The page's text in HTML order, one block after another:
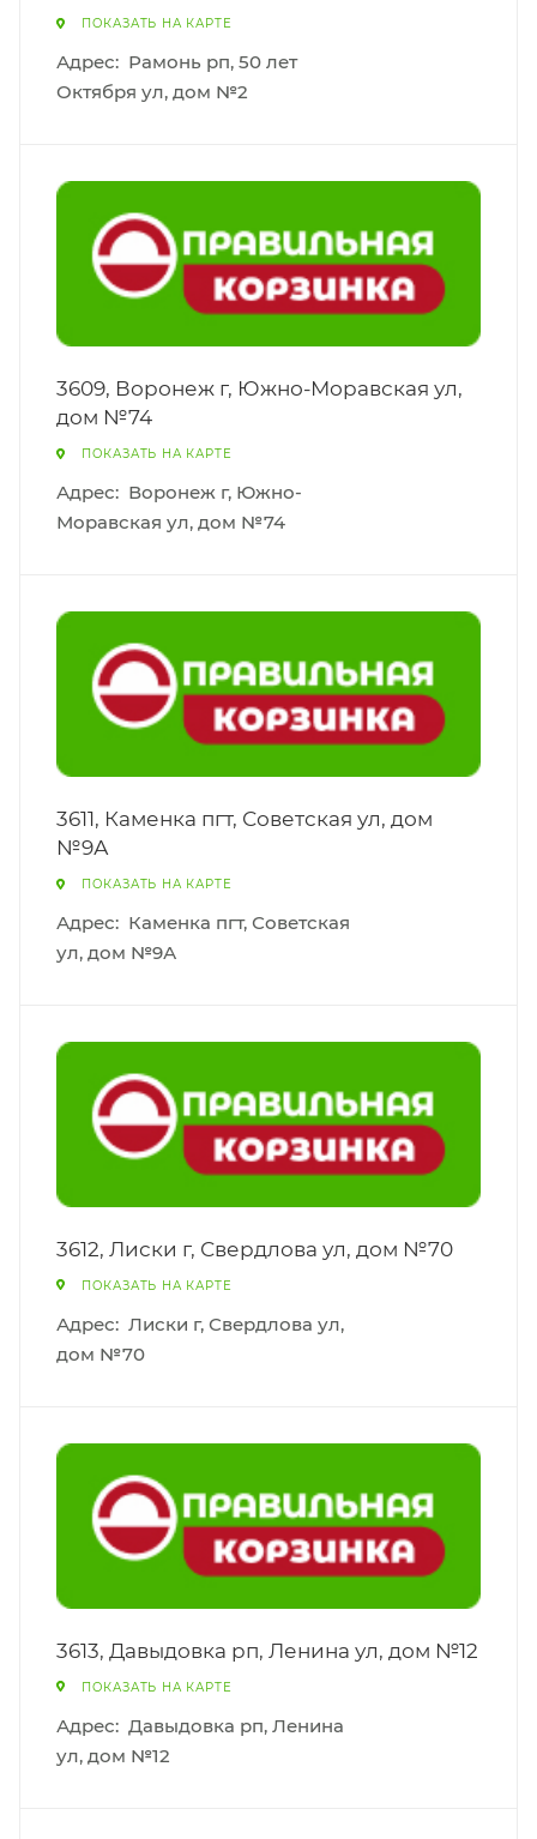
ПОКАЗАТЬ НА КАРТЕ
Адрес: Рамонь рп, 50 лет
Октября ул, дом №2
3609, Воронеж г, Южно-Моравская ул,
дом №74
ПОКАЗАТЬ НА КАРТЕ
Адрес: Воронеж г, Южно-
Моравская ул, дом №74
3611, Каменка пгт, Советская ул, дом
№9А
ПОКАЗАТЬ НА КАРТЕ
Адрес: Каменка пгт, Советская
ул, дом №9А
3612, Лиски г, Свердлова ул, дом №70
ПОКАЗАТЬ НА КАРТЕ
Адрес: Лиски г, Свердлова ул,
дом №70
3613, Давыдовка рп, Ленина ул, дом №12
ПОКАЗАТЬ НА КАРТЕ
Адрес: Давыдовка рп, Ленина
ул, дом №12